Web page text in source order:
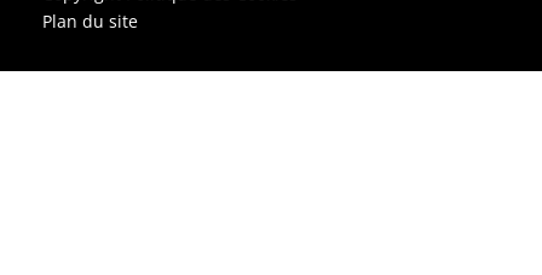
Plan du site